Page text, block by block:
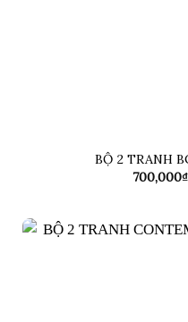
BỘ 2 TRANH
700,000₫